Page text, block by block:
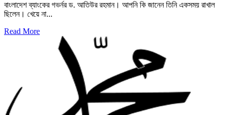
বাংলাদেশ ব্যাংকের গভর্নর ড. আতিউর রহমান। আপনি কি জানেন তিনি একসময় রাখাল
ছিলেন। খেয়ে না...
Read More